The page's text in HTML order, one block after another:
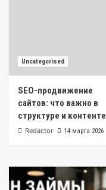
Uncategorised
SEO-продвижение
сайтов: что важно в
структуре и контенте
Redactor 14 марта 2026